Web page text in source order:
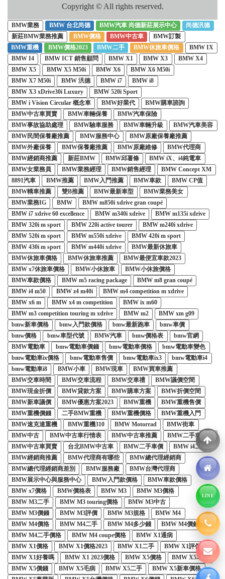
Copyright © All rights reserved.
BMW業務 BMW 台北尚德 BMW汽車 尚德新莊展示中心
尚德汎德
新莊BMW業務推薦
BMW價格 BMW中古車
BMW訂製
BMW重機
BMW價格2023 BMW二手 BMW休旅車價格
BMW IX
BMW I4
BMW ICT 銷售顧問 BMW X1 BMW X3
BMW X4
BMW X5
BMW X5 M50i BMW X6
BMW X6 M50i
BMW X7 M50i
BMW 汎德 BMW i7
BMW i8
BMW X3 xDrive30i Luxury
BMW 520i Sport
BMW i Vision Circular 概念車
BMW好業代
BMW購車諮詢
BMW中古車買賣
BMW車輛保養
BMW汽車保險
BMW事故協助處理
BMW驗車服務 BMW車輛升級
BMW汽車美容
BMW民間保養廠推薦
BMW服務中心
BMW原廠保養廠推薦
BMW外廠保養
BMW保養廠推薦 BMW原廠維修
BMW代理商
BMW經銷商推薦
新莊BMW BMW邱薯條
BMW iX、i4純電車
BMW女業務員
BMW業務經理 BMW銷售經理
BMW Concept XM
8891汽車
BMW推薦 BMW入門推薦 BMW車款
BMW CP值
BMW轎車推薦
雙B推薦 BMW最新車型
BMW業務美女
BMW業務IG
BMW
BMW m850i xdrive gran coupé
BMW i7 xdrive 60 excellence
BMW m340i xdrive
BMW m135i xdrive
BMW 320i m sport
BMW 220i active tourer
BMW m240i xdrive
BMW 520i m sport
BMW m550i xdrive
BMW 420i m sport
BMW 430i m sport
BMW m440i xdrive
BMW最新休旅車
BMW休旅車價格
BMW休旅車推薦
BMW最便宜車款2023
BMW x7休旅車價格
BMW小休旅車
BMW小休旅價格
BMW車款價格
BMW m5 racing package
BMW m8 gran coupé
BMW i4 m50
BMW z4 m40i
BMW m4 competition m xdrive
BMW x6 m
BMW x4 m competition
BMW ix m60
BMW m3 competition touring m xdrive
BMW m2
BMW xm g09
bmw新車價格
bmw入門款價格 bmw最新跑車
bmw車價
bmw價格
bmw車型代號 BMW汽車 bmw價格表
bmw官網
BMW電動車
bmw電動車價錢 bmw電動車價格
bmw電動車變色
bmw電動車ix價格
bmw電動車售價 bmw電動車ix3
bmw電動車i4
bmw電動車i8
BMW小車 BMW現車
BMW買車推薦
BMW交車時間
BMW交車流程 BMW交車禮
BMW議價空間
BMW現金折價
BMW貸款方案 BMW購車方案
BMW折價空間
BMW新車議價
BMW優惠方案2023 BMW重機
BMW重機售價
BMW重機價錢
二手BMW重機 BMW重機價格
BMW重機入門
BMW速克達重機
BMW重機310 BMW Motorrad
BMW街車
BMW中古
BMW中古車行情表 BMW中古車推薦
BMW二手車注意
BMW中古車買賣
台北BMW中古車 BMW二手車價
BMW i4二手
BMW經銷商推薦
BMW代理商有哪些
BMW總代理經銷商
BMW總代理經銷商差別
BMW服務廠
BMW台灣代理商
BMW展示中心與服務中心
BMW入門款價格
BMW車款價格
BMW x7價格
BMW價格表 BMW M3
BMW M3價格
BMW M3二手
BMW M3 touring價格
BMW M3中古
BMW M3價錢
BMW M3評價 BMW M3規格
BMW M4
BMW M4價格
BMW M4二手 BMW M4多少錢
BMW M4價錢
BMW M4二手價格
BMW M4 coupe價格
BMW X1通病
BMW X1價格
BMW X1價格2023 BMW X1二手
BMW X1評價
BMW X1好養嗎
BMW X1 2023價格 BMW X5價格
BMW X5車型
BMW X5價錢
BMW X5毛病 BMW X5二手
BMW X5新車價格
LINE